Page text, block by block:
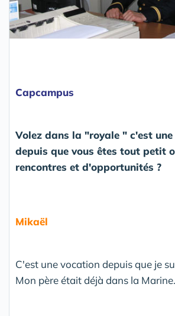
Capcampus
Volez dans la "royale " c'est
depuis que vous êtes tout petit
rencontres et d'opportunités ?
Mikaël
C'est une vocation depuis que je
Mon père était déjà dans la Marine.